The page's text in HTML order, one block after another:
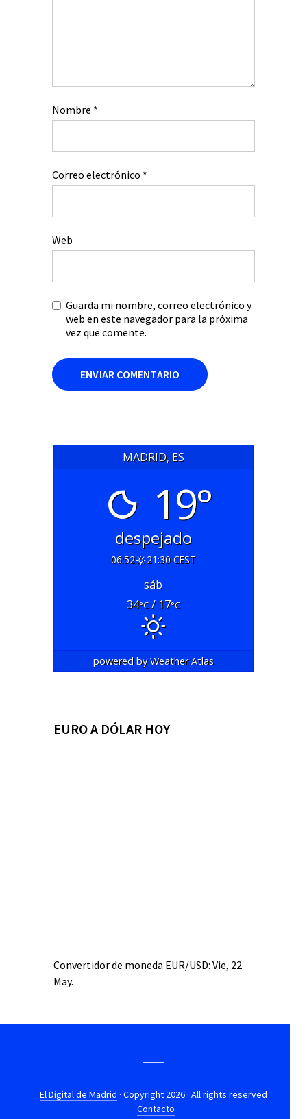
Nombre *
Correo electrónico *
Web
Guarda mi nombre, correo electrónico y
web en este navegador para la próxima
vez que comente.
MADRID, ES
19°
despejado
06:52 21:30 CEST
sáb
34°C/ 17°C
powered byWeather Atlas
EURO A DÓLAR HOY
Convertidor de moneda EUR/USD: Vie, 22
May.
El Digital de Madrid · Copyright 2026 · All rights reserved
· Contacto